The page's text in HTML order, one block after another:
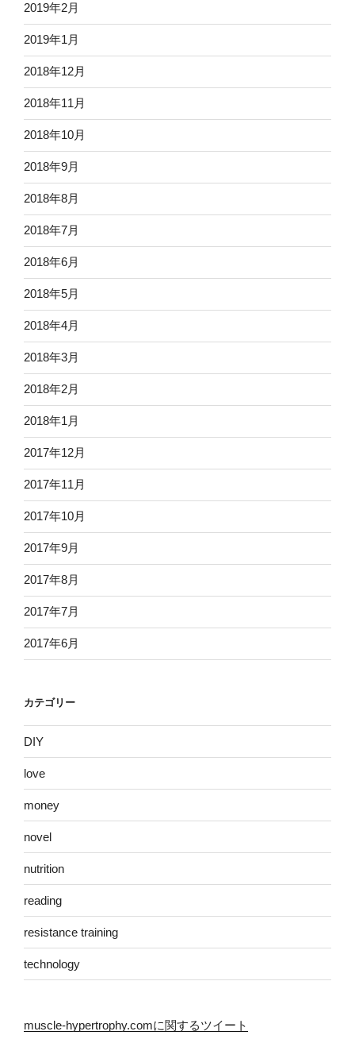
2019年2月
2019年1月
2018年12月
2018年11月
2018年10月
2018年9月
2018年8月
2018年7月
2018年6月
2018年5月
2018年4月
2018年3月
2018年2月
2018年1月
2017年12月
2017年11月
2017年10月
2017年9月
2017年8月
2017年7月
2017年6月
カテゴリー
DIY
love
money
novel
nutrition
reading
resistance training
technology
muscle-hypertrophy.comに関するツイート